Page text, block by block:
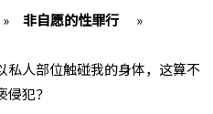
» 非自愿的性罪行
»
私人部位触碰我的身体，这算不
侵犯？